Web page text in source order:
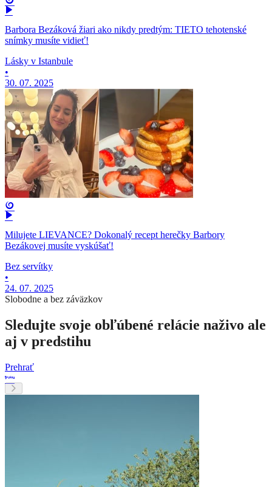
Barbora Bezáková žiari ako nikdy predtým: TIETO tehotenské
snímky musíte vidieť!
Lásky v Istanbule
•
30. 07. 2025
Milujete LIEVANCE? Dokonalý recept herečky Barbory
Bezákovej musíte vyskúšať!
Bez servítky
•
24. 07. 2025
Slobodne a bez záväzkov
Sledujte svoje obľúbené relácie naživo ale
aj v predstihu
Prehrať